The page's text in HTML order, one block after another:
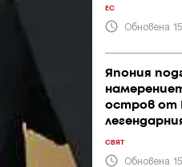
ЕС
Обновена
Япония
остров от
СВЯТ
Обновена